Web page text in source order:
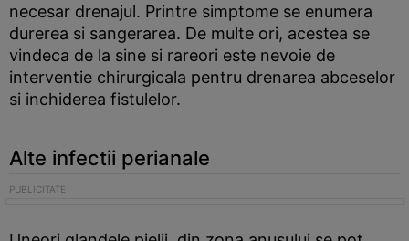
necesar drenajul. Printre simptome se enumera
durerea si sangerarea. De multe ori, acestea se
vindeca de la sine si rareori este nevoie de
interventie chirurgicala pentru drenarea abceselor
si inchiderea fistulelor.
Alte infectii perianale